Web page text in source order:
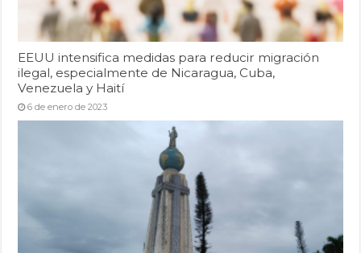
EEUU intensifica medidas para reducir migración
ilegal, especialmente de Nicaragua, Cuba,
Venezuela y Haití
6 de enero de 2023